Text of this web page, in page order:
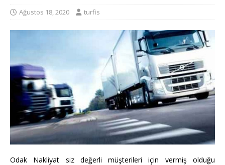
Ağustos 18, 2020 turfis
Odak Nakliyat siz değerli müşterileri için vermiş olduğu